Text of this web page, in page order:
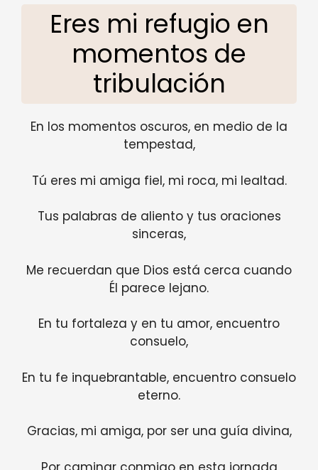
Eres mi refugio en
momentos de
tribulación
En los momentos oscuros, en medio de la
tempestad,
Tú eres mi amiga fiel, mi roca, mi lealtad.
Tus palabras de aliento y tus oraciones
sinceras,
Me recuerdan que Dios está cerca cuando
Él parece lejano.
En tu fortaleza y en tu amor, encuentro
consuelo,
En tu fe inquebrantable, encuentro consuelo
eterno.
Gracias, mi amiga, por ser una guía divina,